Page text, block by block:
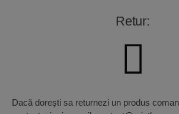
Retur:
Dacă dorești sa returnezi un produs